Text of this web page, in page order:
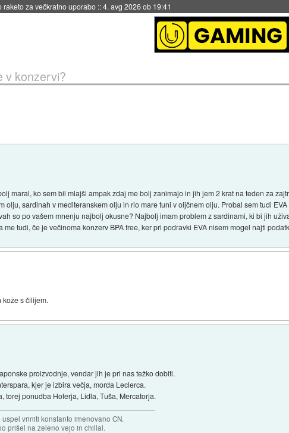
za večkratno uporabo ::4. avg 2026 ob 19:41
v konzervi?
maral, ko sem bil mlajši ampak zdaj me bolj zanimajo in jih jem 2 krat na teden za
olju, sardinah v mediteranskem olju in rio mare tuni v oljčnem olju. Probal sem tudi
so po vašem mnenju najbolj okusne? Najbolj imam problem z sardinami, ki bi jih
tudi, če je večinoma konzerv BPA free, ker pri podravki EVA nisem mogel najti
kože s čilijem.
proizvodnje, vendar jih je pri nas težko dobiti.
kjer je izbira večja, morda Leclerca.
torej ponudba Hoferja, Lidla, Tuša, Mercatorja.
vriniti konstanto imenovano CN.
prišel na zeleno vejo in chillal.